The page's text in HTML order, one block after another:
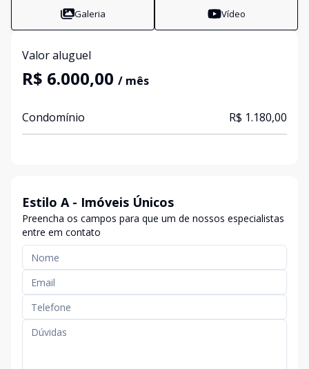
Galeria Vídeo
Valor aluguel
R$ 6.000,00 / mês
Condomínio R$ 1.180,00
Estilo A - Imóveis Únicos
Preencha os campos para que um de nossos especialistas
entre em contato